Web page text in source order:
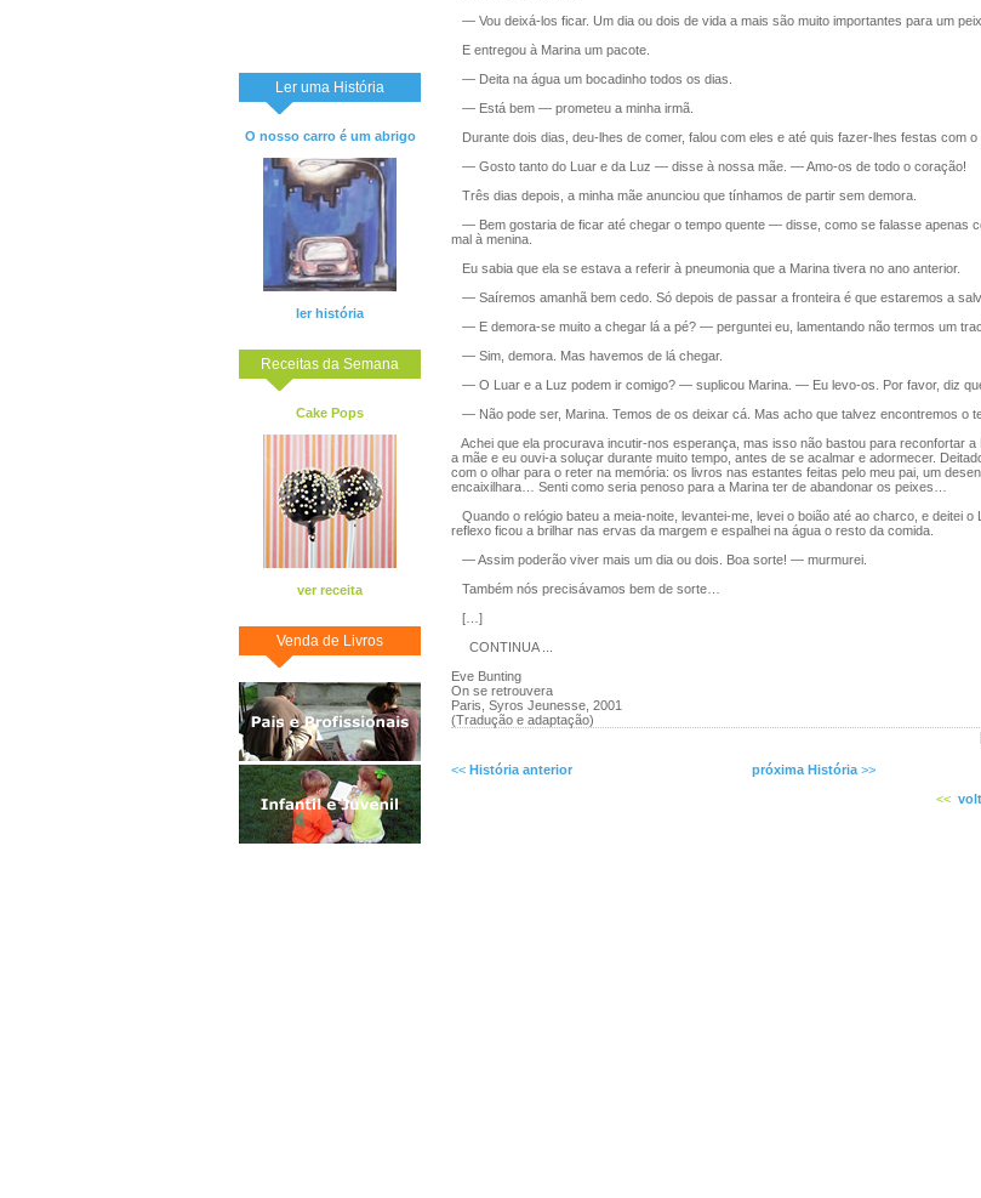
Ler uma História
O nosso carro é um abrigo
ler história
Receitas da Semana
Cake Pops
ver receita
Venda de Livros
— Vou deixá-los ficar. Um dia ou dois de vida a mais são muito importantes para um
E entregou à Marina um pacote.
— Deita na água um bocadinho todos os dias.
— Está bem — prometeu a minha irmã.
Durante dois dias, deu-lhes de comer, falou com eles e até quis fazer-lhes festas com o
— Gosto tanto do Luar e da Luz — disse à nossa mãe. — Amo-os de todo o coração!
Três dias depois, a minha mãe anunciou que tínhamos de partir sem demora.
— Bem gostaria de ficar até chegar o tempo quente — disse, como se falasse apenas
mal à menina.
Eu sabia que ela se estava a referir à pneumonia que a Marina tivera no ano anterior.
— Saíremos amanhã bem cedo. Só depois de passar a fronteira é que estaremos a
— E demora-se muito a chegar lá a pé? — perguntei eu, lamentando não termos um
— Sim, demora. Mas havemos de lá chegar.
— O Luar e a Luz podem ir comigo? — suplicou Marina. — Eu levo-os. Por favor, diz
— Não pode ser, Marina. Temos de os deixar cá. Mas acho que talvez encontremos o
Achei que ela procurava incutir-nos esperança, mas isso não bastou para reconfortar a
a mãe e eu ouvi-a soluçar durante muito tempo, antes de se acalmar e adormecer.
com o olhar para o reter na memória: os livros nas estantes feitas pelo meu pai, um
encaixilhara… Senti como seria penoso para a Marina ter de abandonar os peixes…
Quando o relógio bateu a meia-noite, levantei-me, levei o boião até ao charco, e deitei o
reflexo ficou a brilhar nas ervas da margem e espalhei na água o resto da comida.
— Assim poderão viver mais um dia ou dois. Boa sorte! — murmurei.
Também nós precisávamos bem de sorte…
[…]
CONTINUA ...
Eve Bunting
On se retrouvera
Paris, Syros Jeunesse, 2001
(Tradução e adaptação)
<< História anterior próxima História >>
<<